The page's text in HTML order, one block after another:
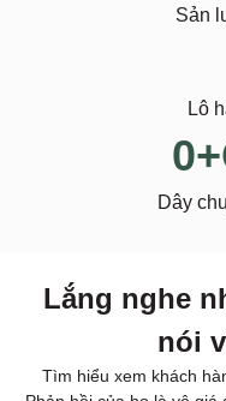
Sản
Lô
Dây
0
Lắng nghe
nói
Tìm hiểu xem khách